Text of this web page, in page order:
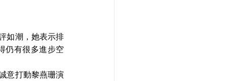
如潮，她表示排
仍有很多進步空
意打動黎燕珊演